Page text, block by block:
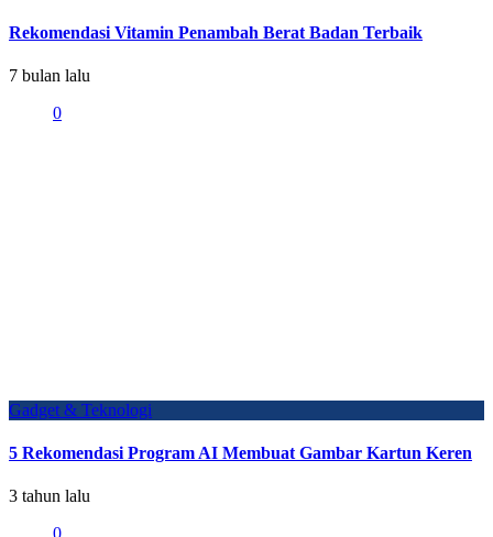
Rekomendasi Vitamin Penambah Berat Badan Terbaik
7 bulan lalu
0
Gadget & Teknologi
5 Rekomendasi Program AI Membuat Gambar Kartun Keren
3 tahun lalu